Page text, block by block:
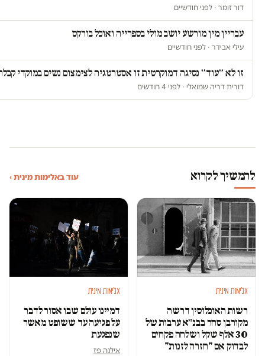
דור זומר · לפני חודשיים
עבריין מין מורשע יושב מולי בספרייה ואוכל בורקס
עילי אבידר · לפני חודשיים
זו לא ״עוד״ נסיגה דמוקרטית זו אסטרטגיה לצימצום נשים במוקדי
דורית דריה שמואלי · לפני 4 חודשים
להמשיך לקרוא עוד באלימות מינית ›
אלימות מינית
רשות האוכלוסין דרשה
מקורבן סחר בבנ״א ערבות של
30 אלף שקל ושלחה פקחים
לבדוק אם "חזרה לזנות"
אלימות מינית
דמיינו עולם שבו אסור לדבר
על פגיעה עד ששופט מאשר
שנפגעת
אילנה פז